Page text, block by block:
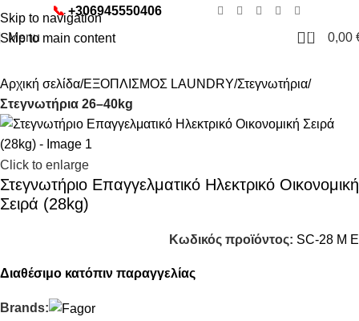
Skip to navigation
Skip to main content
📞 +306945550406
Menu
0 0,00
Αρχική σελίδα ΕΞΟΠΛΙΣΜΟΣ LAUNDRY Στεγνωτήρια
Στεγνωτήρια 26–40kg
Click to enlarge
Στεγνωτήριο Επαγγελματικό Ηλεκτρικό Οικονομική
Σειρά (28kg)
Κωδικός προϊόντος: SC-28 M E
Διαθέσιμο κατόπιν παραγγελίας
Brands: